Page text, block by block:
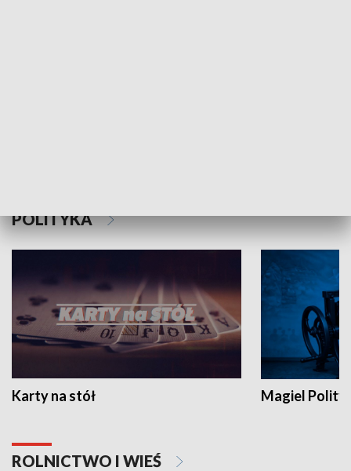
POLITYKA
Karty na stół Magiel
ROLNICTWO I WIEŚ